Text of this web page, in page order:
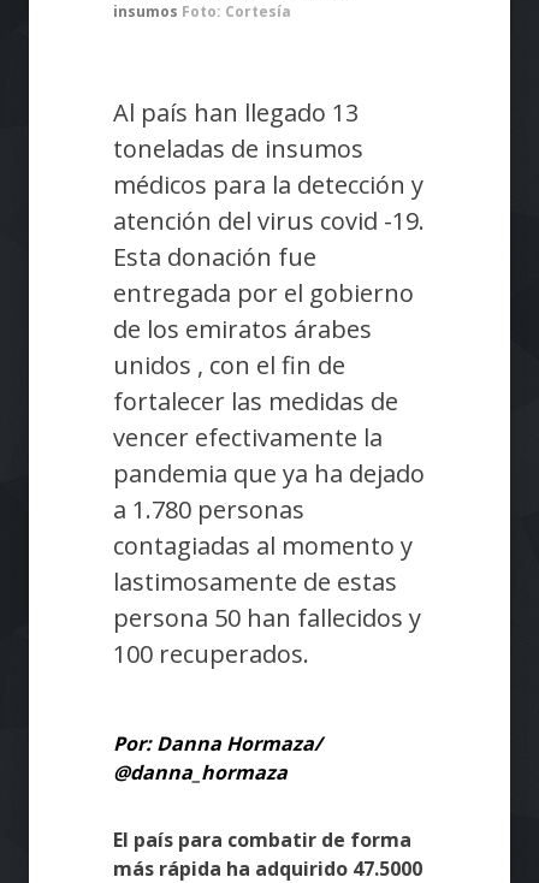
insumos Foto: Cortesía
Al país han llegado 13
toneladas de insumos
médicos para la detección y
atención del virus covid -19.
Esta donación fue
entregada por el gobierno
de los emiratos árabes
unidos , con el fin de
fortalecer las medidas de
vencer efectivamente la
pandemia que ya ha dejado
a 1.780 personas
contagiadas al momento y
lastimosamente de estas
persona 50 han fallecidos y
100 recuperados.
Por: Danna Hormaza/
@danna_hormaza
El país para combatir de forma
más rápida ha adquirido 47.5000